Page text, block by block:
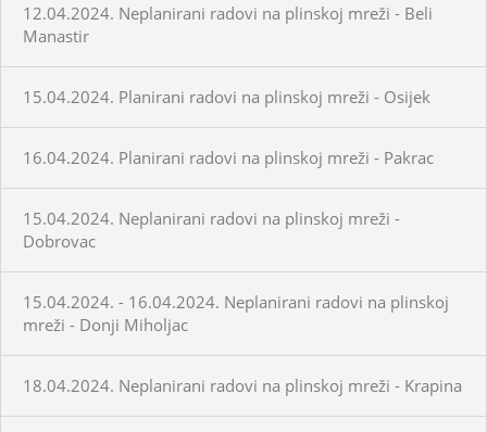
12.04.2024. Neplanirani radovi na plinskoj mreži - Beli
Manastir
15.04.2024. Planirani radovi na plinskoj mreži - Osijek
16.04.2024. Planirani radovi na plinskoj mreži - Pakrac
15.04.2024. Neplanirani radovi na plinskoj mreži -
Dobrovac
15.04.2024. - 16.04.2024. Neplanirani radovi na plinskoj
mreži - Donji Miholjac
18.04.2024. Neplanirani radovi na plinskoj mreži - Krapina